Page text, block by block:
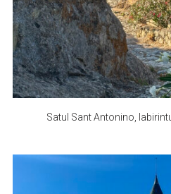
Satul Sant Antonino,